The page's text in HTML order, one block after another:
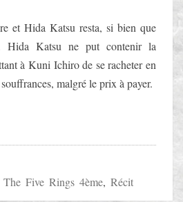
et Hida Katsu resta, si bien que
Hida Katsu ne put contenir la
à Kuni Ichiro de se racheter en
malgré le prix à payer.
Five Rings 4ème, Récit